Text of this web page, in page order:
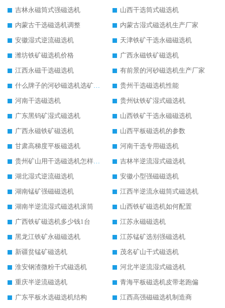
吉林永磁筒式强磁选机
山西干选筒式磁选机
内蒙古干选磁选机调整
内蒙古湿式磁选机生产厂家
安徽湿式逆流磁选机
天津铁矿干选永磁磁选机
潍坊铁矿磁选机价格
广西永磁铁矿磁选机
江西永磁干选磁选机
有前景的河砂磁选机生产厂家
什么牌子的河砂磁选机选矿效果好
贵州干选磁选机性能
河南干选磁选机
贵州钛铁矿湿式磁选机
广东黑钨矿湿式磁选机
山西铁矿干选永磁磁选机
广西永磁铁矿磁选机
山西平板磁选机的参数
甘肃高梯度平板磁选机
河南干选专用磁选机
贵州矿山用干选磁选机怎样调磁
吉林半逆流湿式磁选机
湖北湿式逆流磁选机
安徽小型强磁磁选机
湖南锰矿强磁磁选机
江西半逆流永磁筒式磁选机
湖南半逆流湿式磁选机滚筒
山西铁矿磁选机如何配置
广西铁矿磁选机多少钱1台
江苏永磁磁选机
黑龙江铁矿永磁磁选机
江苏锰矿选别强磁选机
新疆贫锰矿磁选机
茂名矿山干式磁选机
淮安钢渣微粉干式磁选机
河北半逆流湿式磁选机
重庆半逆流磁选机
青海平板磁选机皮带老跑偏
广东平板水选磁选机结构
江西高强磁磁选机制造商